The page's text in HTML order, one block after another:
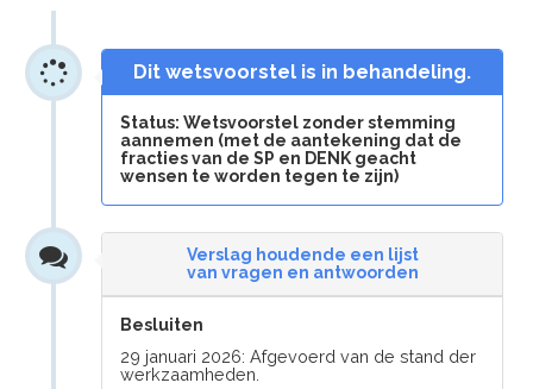
Dit wetsvoorstel is in behandeling.
Status: Wetsvoorstel zonder stemming
aannemen (met de aantekening dat de
fracties van de SP en DENK geacht
wensen te worden tegen te zijn)
Verslag houdende een lijst
van vragen en antwoorden
Besluiten
29 januari 2026: Afgevoerd van de stand der
werkzaamheden.